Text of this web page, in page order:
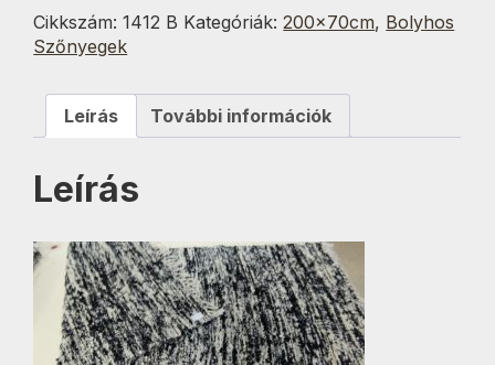
70x200
cm
mennyiség
Cikkszám:1412 B Kategóriák:200x70cm, Bolyhos
Szőnyegek
Leírás További információk
Leírás